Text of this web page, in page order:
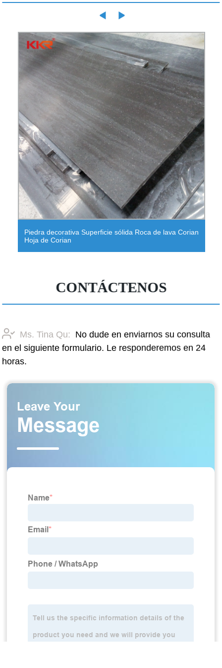
Piedra decorativa Superficie sólida Roca de lava Corian
Hoja de Corian
CONTÁCTENOS
Ms. Tina Qu: No dude en enviarnos su consulta
en el siguiente formulario. Le responderemos en 24
horas.